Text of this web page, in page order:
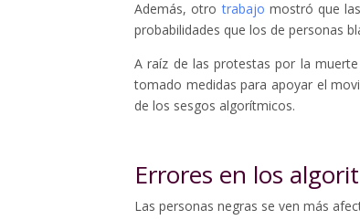
Además, otrotrabajo mostró que
probabilidades que los de personas
A raíz de las protestas por la
tomado medidas para apoyar el
de los sesgos algorítmicos.
Errores en los
Las personas negras se ven más